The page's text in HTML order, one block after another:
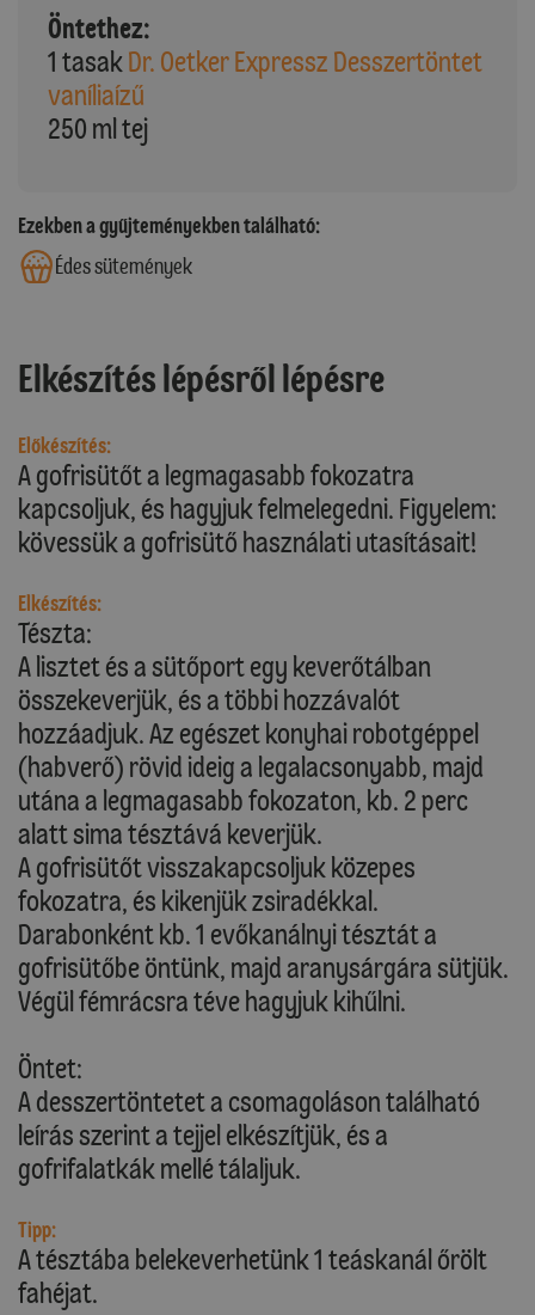
Öntethez:
1 tasak Dr. Oetker Expressz Desszertöntet
vaníliaízű
250 ml tej
Ezekben a gyűjteményekben található:
Édes sütemények
Elkészítés lépésről lépésre
Előkészítés:
A gofrisütőt a legmagasabb fokozatra
kapcsoljuk, és hagyjuk felmelegedni. Figyelem:
kövessük a gofrisütő használati utasításait!
Elkészítés:
Tészta:
A lisztet és a sütőport egy keverőtálban
összekeverjük, és a többi hozzávalót
hozzáadjuk. Az egészet konyhai robotgéppel
(habverő) rövid ideig a legalacsonyabb, majd
utána a legmagasabb fokozaton, kb. 2 perc
alatt sima tésztává keverjük.
A gofrisütőt visszakapcsoljuk közepes
fokozatra, és kikenjük zsiradékkal.
Darabonként kb. 1 evőkanálnyi tésztát a
gofrisütőbe öntünk, majd aranysárgára sütjük.
Végül fémrácsra téve hagyjuk kihűlni.
Öntet:
A desszertöntetet a csomagoláson található
leírás szerint a tejjel elkészítjük, és a
gofrifalatkák mellé tálaljuk.
Tipp:
A tésztába belekeverhetünk 1 teáskanál őrölt
fahéjat.